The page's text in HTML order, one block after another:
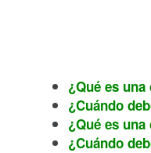
¿Qué es
¿Cuándo
¿Qué es
¿Cuándo